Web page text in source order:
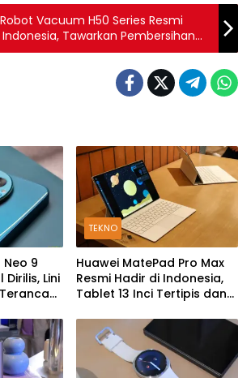
Vacuum H50 Series Resmi
Indonesia, Tawarkan Pembersihan
Lebih Canggih
9
Lini
TEKNO
Huawei MatePad Pro Max
Resmi Hadir di Indonesia,
Tablet 13 Inci Tertipis dan